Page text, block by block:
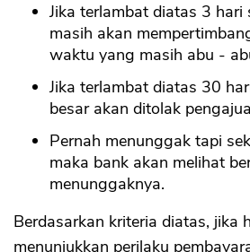
Jika terlambat diatas 3 hari
masih akan
waktu yang masih abu -
Jika terlambat diatas 30
besar akan ditolak
Pernah menunggak tapi
maka bank akan melihat
menunggaknya.
Berdasarkan kriteria diatas, jika
menunjukkan perilaku